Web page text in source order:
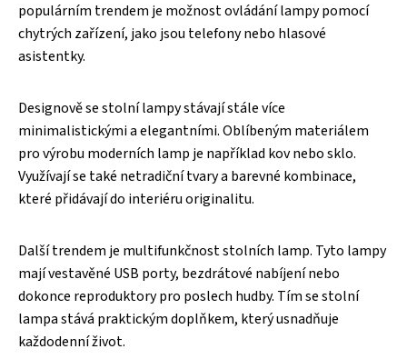
populárním trendem je možnost ovládání lampy pomocí
chytrých zařízení, jako jsou telefony nebo hlasové
asistentky.
Designově se stolní lampy stávají stále více
minimalistickými a elegantními. Oblíbeným materiálem
pro výrobu moderních lamp je například kov nebo sklo.
Využívají se také netradiční tvary a barevné kombinace,
které přidávají do interiéru originalitu.
Další trendem je multifunkčnost stolních lamp. Tyto lampy
mají vestavěné USB porty, bezdrátové nabíjení nebo
dokonce reproduktory pro poslech hudby. Tím se stolní
lampa stává praktickým doplňkem, který usnadňuje
každodenní život.